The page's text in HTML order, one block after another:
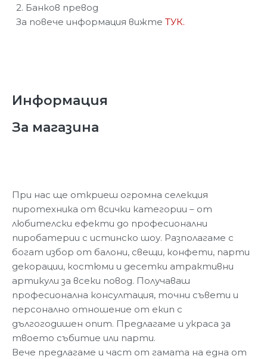
2. Банков превод
За повече информация вижте ТУК.
Информация
За магазина
При нас ще откриеш огромна селекция
пиротехника от всички категории – от
любителски ефекти до професионални
пиробатерии с истинско шоу. Разполагаме с
богат избор от балони, свещи, конфети, парти
декорации, костюми и десетки атрактивни
артикули за всеки повод. Получаваш
професионална консултация, точни съвети и
персонално отношение от екип с
дългогодишен опит. Предлагаме и украса за
твоето събитие или парти.
Вече предлагаме и част от гамата на една от